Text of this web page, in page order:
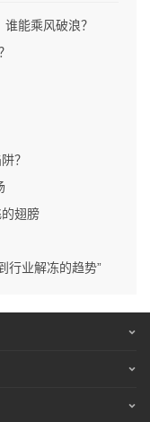
能乘风破浪？
？
翅膀
行业解冻的趋势”